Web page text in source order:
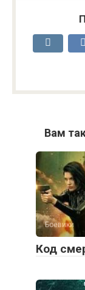
Вам
Боевики
Код